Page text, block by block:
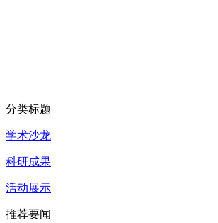
分类标题
学术沙龙
科研成果
活动展示
推荐要闻